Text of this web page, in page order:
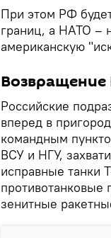
При этом РФ
границ, а НАТО –
американскую
Возвращение
Российские
вперед в
командным
ВСУ и НГУ,
исправные танки
противотанковые
зенитные